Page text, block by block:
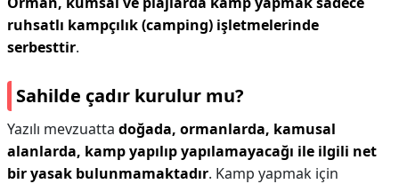
ruhsatlı kampçılık (camping) işletmelerinde
serbesttir.
Sahilde çadır kurulur mu?
Yazılı mevzuatta doğada, ormanlarda, kamusal
alanlarda, kamp yapılıp yapılamayacağı ile ilgili net
bir yasak bulunmamaktadır. Kamp yapmak için